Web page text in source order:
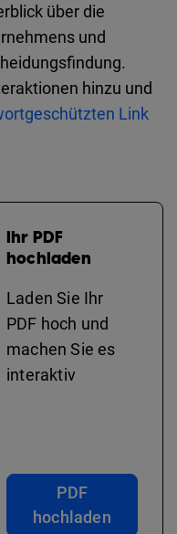
über die
und
hinzu und
Link
Ihr PDF
hochladen
Laden Sie Ihr
PDF hoch und
machen Sie es
interaktiv
PDF
hochladen